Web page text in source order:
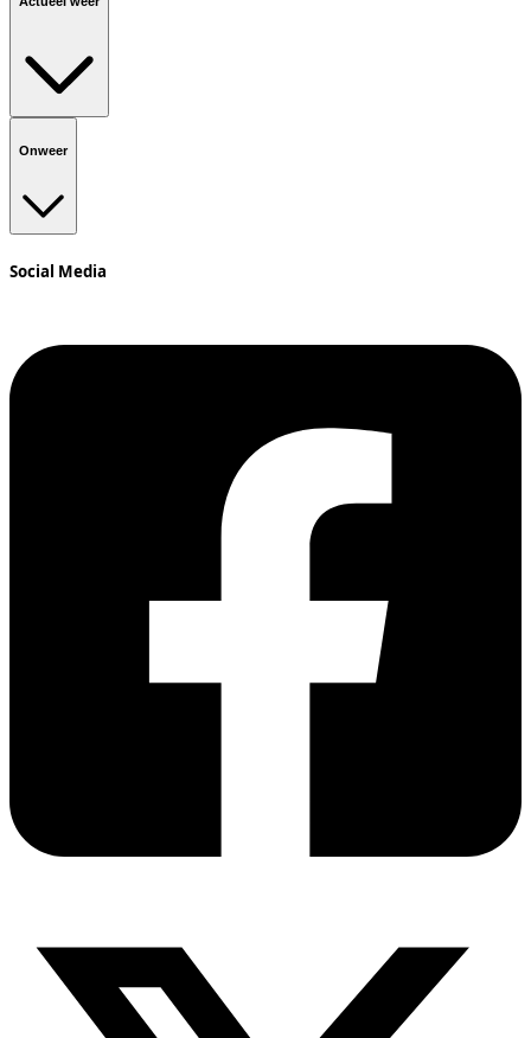
Onweer
Social Media